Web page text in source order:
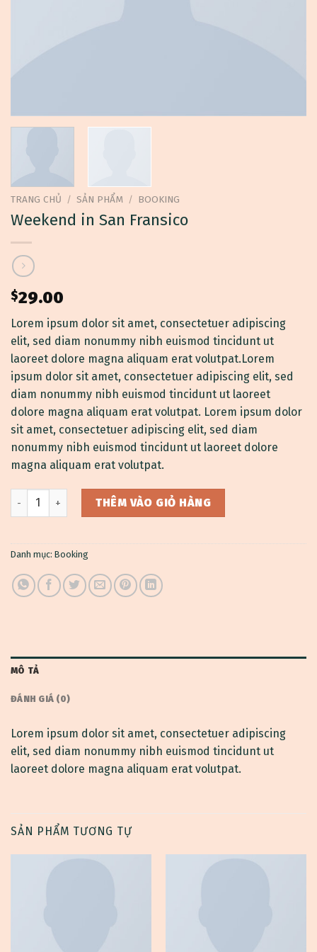
TRANG CHỦ / SẢN PHẨM / BOOKING
Weekend in San Fransico
$29.00
Lorem ipsum dolor sit amet, consectetuer adipiscing
elit, sed diam nonummy nibh euismod tincidunt ut
laoreet dolore magna aliquam erat volutpat.Lorem
ipsum dolor sit amet, consectetuer adipiscing elit, sed
diam nonummy nibh euismod tincidunt ut laoreet
dolore magna aliquam erat volutpat. Lorem ipsum dolor
sit amet, consectetuer adipiscing elit, sed diam
nonummy nibh euismod tincidunt ut laoreet dolore
magna aliquam erat volutpat.
Weekend in San Fransico số lượng
THÊM VÀO GIỎ HÀNG
Danh mục: Booking
MÔ TẢ
ĐÁNH GIÁ (0)
Lorem ipsum dolor sit amet, consectetuer adipiscing
elit, sed diam nonummy nibh euismod tincidunt ut
laoreet dolore magna aliquam erat volutpat.
SẢN PHẨM TƯƠNG TỰ